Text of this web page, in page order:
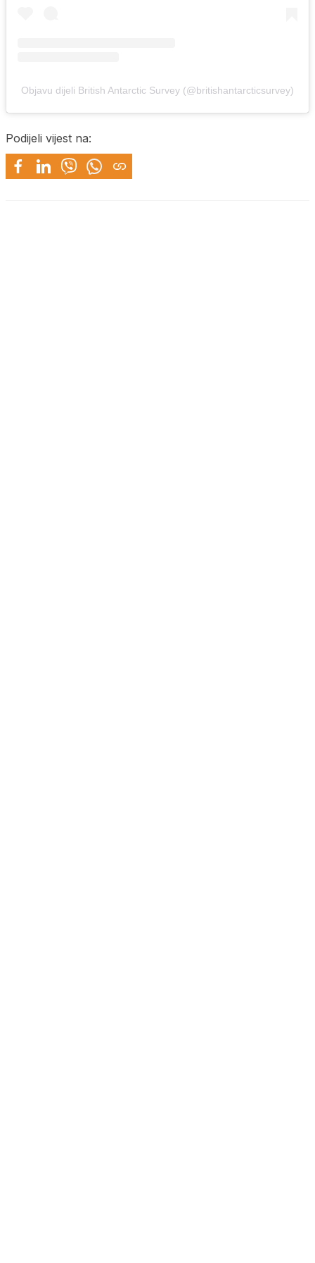
Objavu dijeli British Antarctic Survey (@britishantarcticsurvey)
Podijeli vijest na: